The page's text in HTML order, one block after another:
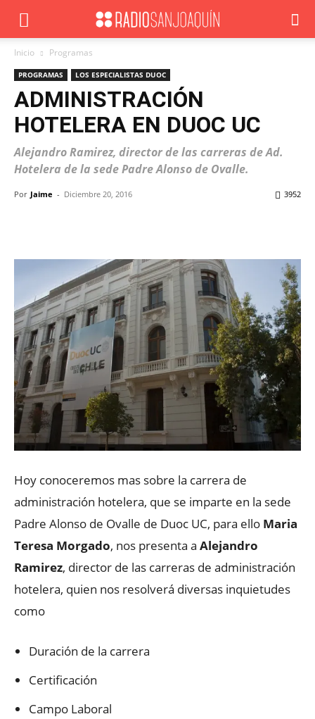
Inicio Programas
PROGRAMAS LOS ESPECIALISTAS DUOC
ADMINISTRACIÓN
HOTELERA EN DUOC UC
Alejandro Ramirez, director de las carreras de Ad.
Hotelera de la sede Padre Alonso de Ovalle.
Por Jaime - Diciembre 20, 2016 3952
Hoy conoceremos mas sobre la carrera de
administración hotelera, que se imparte en la sede
Padre Alonso de Ovalle de Duoc UC, para ello Maria
Teresa Morgado, nos presenta a Alejandro
Ramirez, director de las carreras de administración
hotelera, quien nos resolverá diversas inquietudes
como
Duración de la carrera
Certificación
Campo Laboral